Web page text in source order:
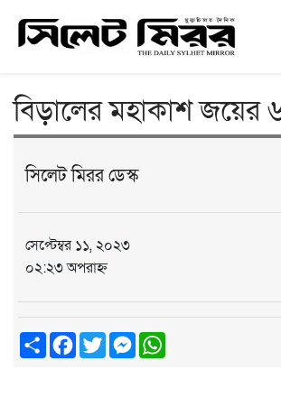
বিড়ালের মহাকাশ জয়ের
সিলেট মিরর ডেস্ক
সেপ্টেম্বর ১১, ২০২৩
০২:২৩ অপরাহ্ন
ShareFacebook
TwitterMessenger